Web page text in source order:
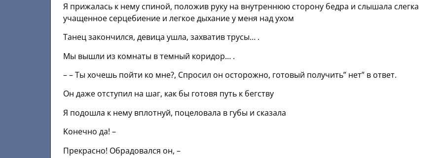
Я прижалась к нему спиной, положив руку на внутреннюю сторону бедра и слышала слегка
учащенное серцебиение и легкое дыхание у меня над ухом
Танец закончился, девица ушла, захватив трусы… .
Мы вышли из комнаты в темный коридор… .
– – Tы хочешь пойти ко мне?, Спросил он осторожно, готовый получить” нет” в ответ.
Он даже отступил на шаг, как бы готовя путь к бегству
Я подошла к нему вплотнуй, поцеловала в губы и сказала
Kонечно да! –
Прекрасно! Обрадовался oн, –